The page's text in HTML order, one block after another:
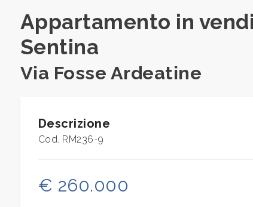
Appartamento in
Sentina
Via Fosse Ardeatine
Descrizione
Cod. RM236-9
€ 260.000
Prezzo
Totale